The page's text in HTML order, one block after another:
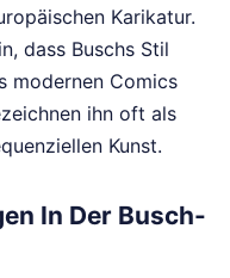
Karikatur.
dass Buschs Stil
modernen Comics
ihn oft als
Kunst.
In Der Busch-